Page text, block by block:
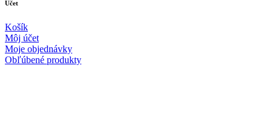
Účet
Košík
Môj účet
Moje objednávky
Obľúbené produkty